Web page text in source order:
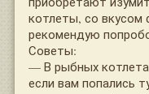
котлеты, со
рекомендую
Советы:
— В рыбных
если вам попались